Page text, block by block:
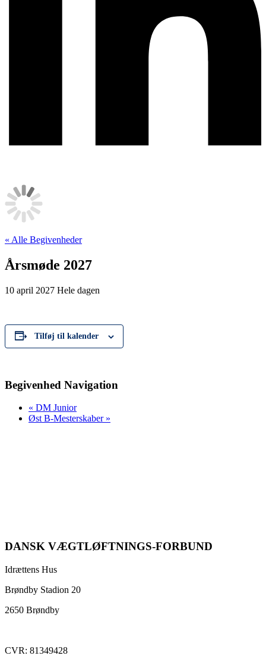
« Alle Begivenheder
Årsmøde 2027
10 april 2027 Hele dagen
Tilføj til kalender
Begivenhed Navigation
« DM Junior
Øst B-Mesterskaber »
DANSK VÆGTLØFTNINGS-FORBUND
Idrættens Hus
Brøndby Stadion 20
2650 Brøndby
CVR: 81349428